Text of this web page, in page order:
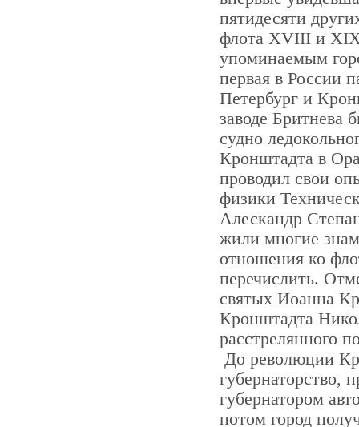
пятидесяти
флота XVIII и
упоминаемым
первая в России
Петербург и
заводе Бритнева
судно
Кронштадта в
проводил свои
физики
Алескандр
жили многие
отношения ко
перечислить.
святых Иоанна
Кронштадта
расстрелянного
До революции
губернаторство,
губернатором
потом город